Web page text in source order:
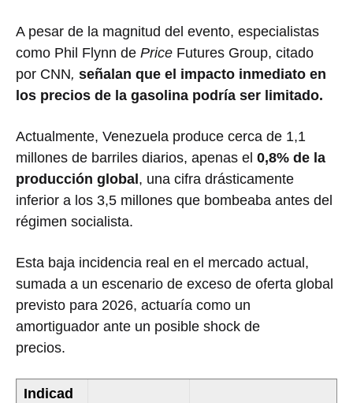
A pesar de la magnitud del evento, especialistas
como Phil Flynn de Price Futures Group, citado
por CNN, señalan que el impacto inmediato en
los precios de la gasolina podría ser limitado.
Actualmente, Venezuela produce cerca de 1,1
millones de barriles diarios, apenas el 0,8% de la
producción global, una cifra drásticamente
inferior a los 3,5 millones que bombeaba antes del
régimen socialista.
Esta baja incidencia real en el mercado actual,
sumada a un escenario de exceso de oferta global
previsto para 2026, actuaría como un
amortiguador ante un posible shock de
precios.
Indicad